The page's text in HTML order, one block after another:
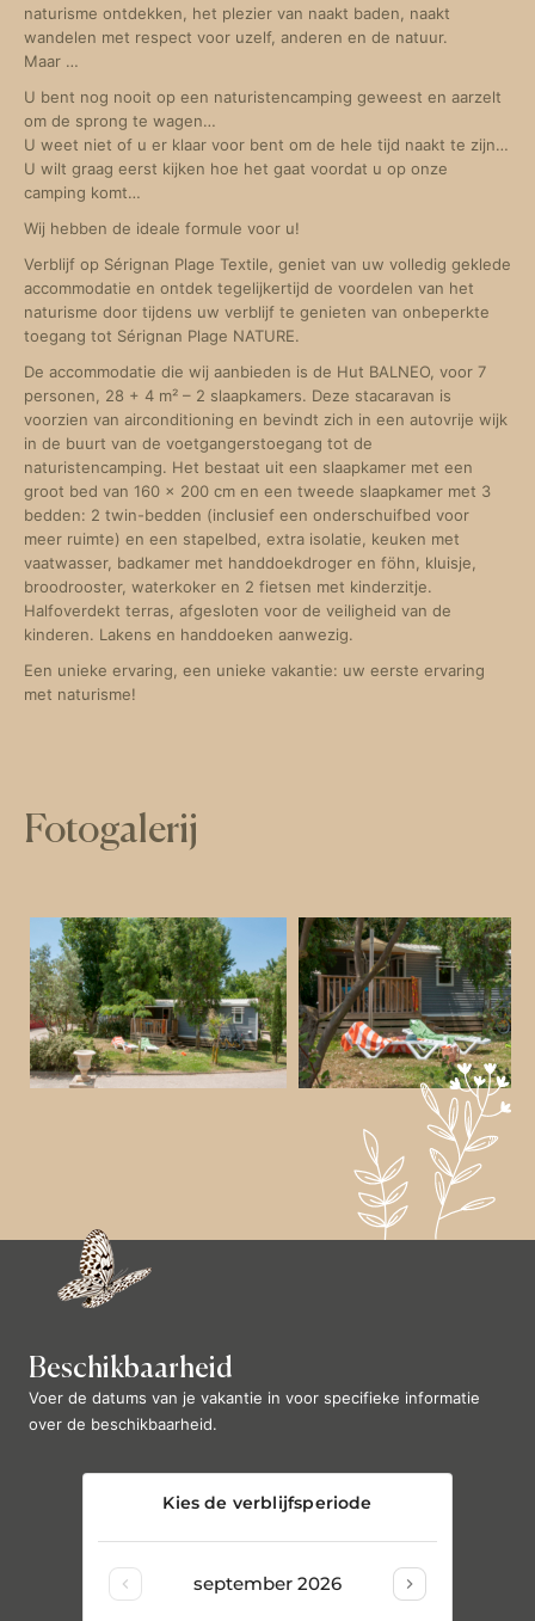
naturisme ontdekken, het plezier van naakt baden, naakt
wandelen met respect voor uzelf, anderen en de natuur.
Maar …
U bent nog nooit op een naturistencamping geweest en aarzelt
om de sprong te wagen…
U weet niet of u er klaar voor bent om de hele tijd naakt te zijn…
U wilt graag eerst kijken hoe het gaat voordat u op onze
camping komt…
Wij hebben de ideale formule voor u!
Verblijf op Sérignan Plage Textile, geniet van uw volledig geklede
accommodatie en ontdek tegelijkertijd de voordelen van het
naturisme door tijdens uw verblijf te genieten van onbeperkte
toegang tot Sérignan Plage NATURE.
De accommodatie die wij aanbieden is de Hut BALNEO, voor 7
personen, 28 + 4 m² – 2 slaapkamers. Deze stacaravan is
voorzien van airconditioning en bevindt zich in een autovrije wijk
in de buurt van de voetgangerstoegang tot de
naturistencamping. Het bestaat uit een slaapkamer met een
groot bed van 160 x 200 cm en een tweede slaapkamer met 3
bedden: 2 twin-bedden (inclusief een onderschuifbed voor
meer ruimte) en een stapelbed, extra isolatie, keuken met
vaatwasser, badkamer met handdoekdroger en föhn, kluisje,
broodrooster, waterkoker en 2 fietsen met kinderzitje.
Halfoverdekt terras, afgesloten voor de veiligheid van de
kinderen. Lakens en handdoeken aanwezig.
Een unieke ervaring, een unieke vakantie: uw eerste ervaring
met naturisme!
Fotogalerij
Beschikbaarheid
Voer de datums van je vakantie in voor specifieke informatie
over de beschikbaarheid.